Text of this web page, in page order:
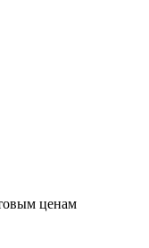
ценам